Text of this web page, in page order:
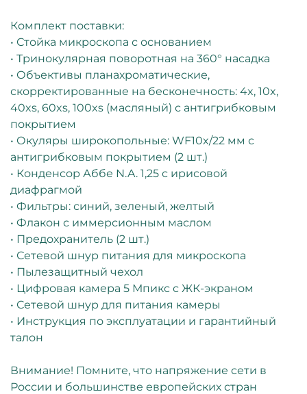
Комплект поставки:
• Стойка микроскопа с основанием
• Тринокулярная поворотная на 360° насадка
• Объективы планахроматические,
скорректированные на бесконечность: 4x, 10x,
40xs, 60xs, 100xs (масляный) с антигрибковым
покрытием
• Окуляры широкопольные: WF10x/22 мм с
антигрибковым покрытием (2 шт.)
• Конденсор Аббе N.A. 1,25 с ирисовой
диафрагмой
• Фильтры: синий, зеленый, желтый
• Флакон с иммерсионным маслом
• Предохранитель (2 шт.)
• Сетевой шнур питания для микроскопа
• Пылезащитный чехол
• Цифровая камера 5 Мпикс с ЖК-экраном
• Сетевой шнур для питания камеры
• Инструкция по эксплуатации и гарантийный
талон
Внимание! Помните, что напряжение сети в
России и большинстве европейских стран